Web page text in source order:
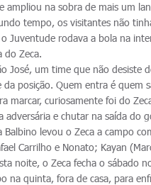
ampliou na sobra de mais um
tempo, os visitantes não
Juventude rodava a bola na
do Zeca.
José, um time que não
posição. Quem entra é quem
marcar, curiosamente foi do
adversária e chutar na saída do
Balbino levou o Zeca a campo
Carrilho e Nonato; Kayan
noite, o Zeca fecha o sábado
na quinta, fora de casa, para